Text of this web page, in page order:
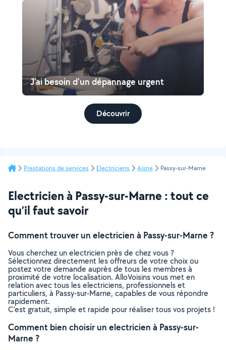
J'ai besoin d'un dépannage urgent
Découvrir
Prestations de services Electriciens Aisne Passy-sur-Marne
Electricien à Passy-sur-Marne : tout ce
qu’il faut savoir
Comment trouver un electricien à Passy-sur-Marne ?
Vous cherchez un electricien près de chez vous ?
Sélectionnez directement les offreurs de votre choix ou
postez votre demande auprès de tous les membres à
proximité de votre localisation. AlloVoisins vous met en
relation avec tous les electriciens, professionnels et
particuliers, à Passy-sur-Marne, capables de vous répondre
rapidement.
C’est gratuit, simple et rapide pour réaliser tous vos projets !
Comment bien choisir un electricien à Passy-sur-
Marne ?